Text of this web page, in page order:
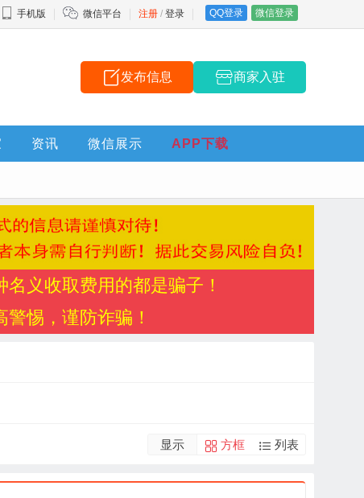
注册 / 登录 QQ登录 微信登录
手机版 微信平台
发布信息 商家入驻
资讯 微信展示 APP下载
义收取费用的都是骗子！
惕，谨防诈骗！
显示 方框 列表